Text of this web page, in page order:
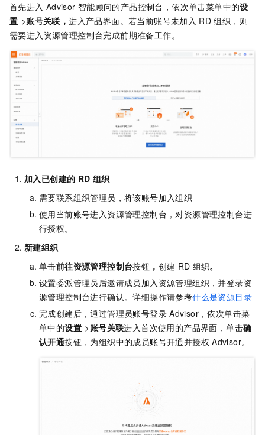
首先进入 Advisor 智能顾问的产品控制台，依次单击菜单中的设
置->账号关联，进入产品界面。若当前账号未加入 RD 组织，则
需要进入资源管理控制台完成前期准备工作。
加入已创建的 RD 组织
需要联系组织管理员，将该账号加入组织
使用当前账号进入资源管理控制台，对资源管理控制台进
行授权。
新建组织
单击前往资源管理控制台按钮 ， 创建 RD 组织。
设置委派管理员后邀请成员加入资源管理组织，并登录资
源管理控制台进行确认。详细操作请参考什么是资源目录
完成创建后，通过管理员账号登录 Advisor，依次单击菜
单中的设置->账号关联进入首次使用的产品界面，单击确
认开通按钮，为组织中的成员账号开通并授权 Advisor。